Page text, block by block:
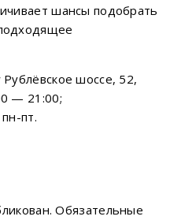
шансы подобрать
шоссе, 52,
— 21:00;
пт.
Обязательные